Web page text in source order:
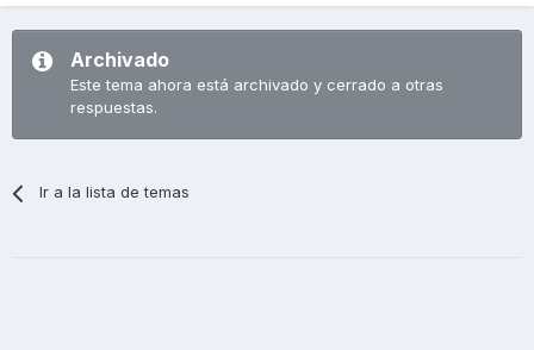
Archivado
Este tema ahora está archivado y cerrado a otras
respuestas.
Ir a la lista de temas